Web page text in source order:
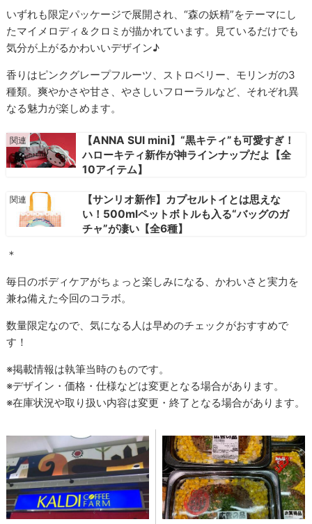
いずれも限定パッケージで展開され、“森の妖精”をテーマにし
たマイメロディ＆クロミが描かれています。見ているだけでも
気分が上がるかわいいデザイン♪
香りはピンクグレープフルーツ、ストロベリー、モリンガの3
種類。爽やかさや甘さ、やさしいフローラルなど、それぞれ異
なる魅力が楽しめます。
【ANNA SUI mini】“黒キティ”も可愛すぎ！
ハローキティ新作が神ラインナップだよ【全
10アイテム】
【サンリオ新作】カプセルトイとは思えな
い！500mlペットボトルも入る“バッグのガ
チャ”が凄い【全6種】
＊
毎日のボディケアがちょっと楽しみになる、かわいさと実力を
兼ね備えた今回のコラボ。
数量限定なので、気になる人は早めのチェックがおすすめで
す！
※掲載情報は執筆当時のものです。
※デザイン・価格・仕様などは変更となる場合があります。
※在庫状況や取り扱い内容は変更・終了となる場合があります。